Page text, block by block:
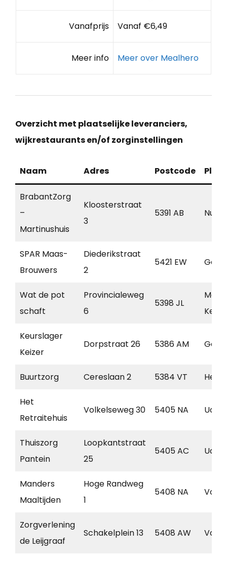
Vanafprijs Vanaf €6,49
Meer info Meer over Mealhero
Overzicht met plaatselijke leveranciers,
wijkrestaurants en/of zorginstellingen
Naam Adres Postcode
BrabantZorg
–
Martinushuis
Kloosterstraat
3
5391 AB
SPAR Maas-
Brouwers
Diederikstraat
2
5421 EW
Wat de pot
schaft
Provincialeweg
6
5398 JL
Keurslager
Keizer
Dorpstraat 26 5386 AM
Buurtzorg Cereslaan 2 5384 VT
Het
Retraitehuis
Volkelseweg 30 5405 NA Uden
Thuiszorg
Pantein
Loopkantstraat
25
5405 AC Uden
Manders
Maaltijden
Hoge Randweg
1
5408 NA
Zorgverlening
de Leijgraaf
Schakelplein 13 5408 AW